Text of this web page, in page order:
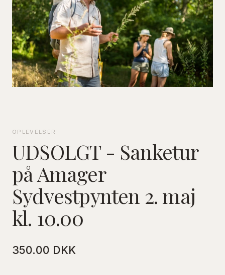
OPLEVELSER
UDSOLGT - Sanketur
på Amager
Sydvestpynten 2. maj
kl. 10.00
350.00 DKK